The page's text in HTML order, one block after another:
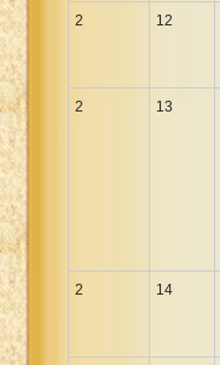
2 12
2 13
2 14